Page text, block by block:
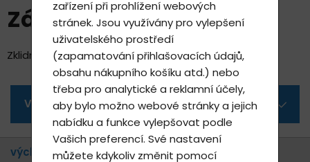
Zánět
Zklidnění a podpora regenerace.
výchozí
Všechny kategorie
zařízení při prohlížení webových
stránek. Jsou využívány pro vylepšení
uživatelského prostředí
(zapamatování přihlašovacích údajů,
obsahu nákupního košíku atd.) nebo
třeba pro analytické a reklamní účely,
aby bylo možno webové stránky a jejich
nabídku a funkce vylepšovat podle
Vašich preferencí. Své nastavení
můžete kdykoliv změnit pomocí